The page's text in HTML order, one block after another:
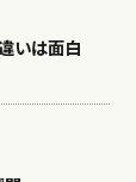
いは面白